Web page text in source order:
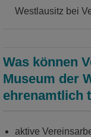
mehr
Westlausitz bei
Was können
Museum der
ehrenamtlich
aktive